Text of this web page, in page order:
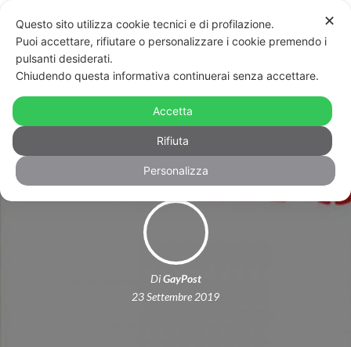
Aggressione omofoba a Massa:
prima le offese poi i colpi di casco
DiGayPost
23 Settembre 2019
✕
Questo sito utilizza cookie tecnici e di profilazione.
Puoi accettare, rifiutare o personalizzare i cookie premendo i
pulsanti desiderati.
Chiudendo questa informativa continuerai senza accettare.
Accetta
Rifiuta
Personalizza